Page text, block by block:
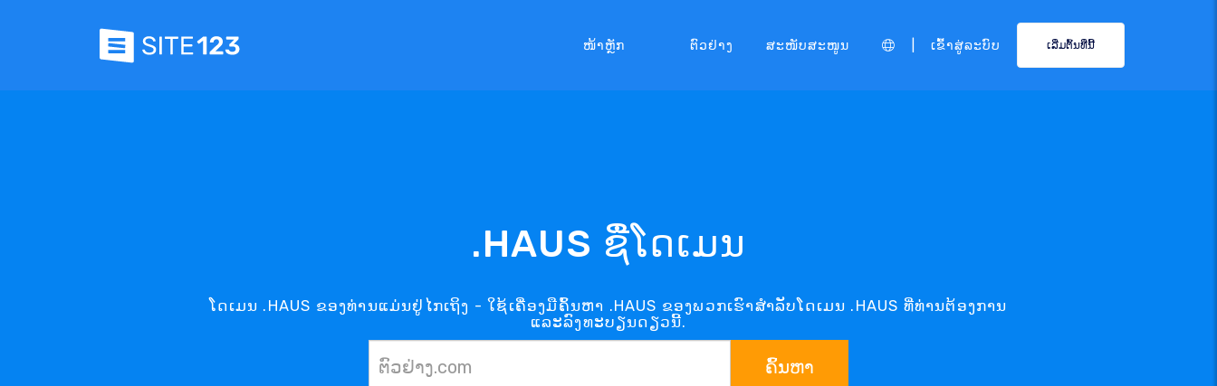
ໜ້າຫຼັກ ຕົວຢ່າງ ສະໜັບສະໜູນ ເຂົ້າສູ່ລະບົບ ເລີ່ມຕົ້ນທີ່ນີ້
.HAUS ຊື່ໂດເມນ
ໂດເມນ .HAUS ຂອງທ່ານແມ່ນຢູ່ໄກເຖິງ - ໃຊ້ເຄື່ອງມືຄົ້ນຫາ .HAUS ຂອງພວກເຮົາສຳລັບໂດເມນ .HAUS ທີ່ທ່ານຕ້ອງການ
ແລະລົງທະບຽນດຽວນີ້.
ຄົ້ນຫາ